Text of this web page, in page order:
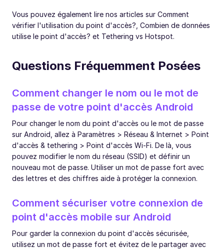
Vous pouvez également lire nos articles sur Comment
vérifier l'utilisation du point d'accès?, Combien de données
utilise le point d'accès? et Tethering vs Hotspot.
Questions Fréquemment Posées
Comment changer le nom ou le mot de
passe de votre point d'accès Android
Pour changer le nom du point d'accès ou le mot de passe
sur Android, allez à Paramètres > Réseau & Internet > Point
d'accès & tethering > Point d'accès Wi-Fi. De là, vous
pouvez modifier le nom du réseau (SSID) et définir un
nouveau mot de passe. Utiliser un mot de passe fort avec
des lettres et des chiffres aide à protéger la connexion.
Comment sécuriser votre connexion de
point d'accès mobile sur Android
Pour garder la connexion du point d'accès sécurisée,
utilisez un mot de passe fort et évitez de le partager avec